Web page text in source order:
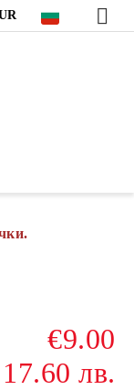
€9.00
17.60 лв.